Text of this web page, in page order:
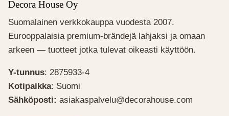
Decora House Oy
Suomalainen verkkokauppa vuodesta 2007.
Eurooppalaisia premium-brändejä lahjaksi ja omaan
arkeen — tuotteet jotka tulevat oikeasti käyttöön.
Y-tunnus: 2875933-4
Kotipaikka: Suomi
Sähköposti: asiakaspalvelu@decorahouse.com